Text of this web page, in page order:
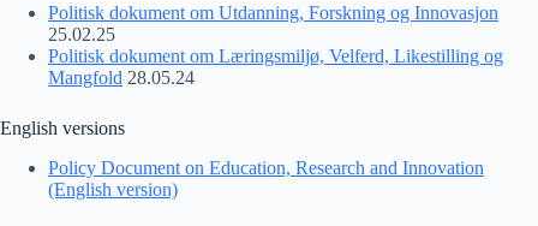
Politisk dokument om Utdanning, Forskning og Innovasjon
25.02.25
Politisk dokument om Læringsmiljø, Velferd, Likestilling og
Mangfold 28.05.24
English versions
Policy Document on Education, Research and Innovation
(English version)